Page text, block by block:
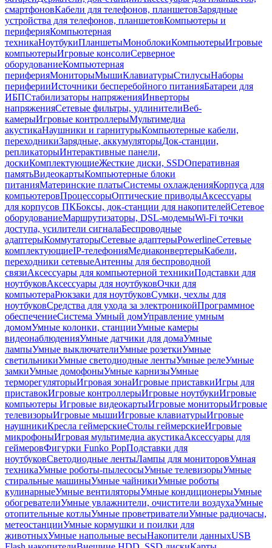
смартфоновКабели для телефонов, планшетовЗарядные
устройства для телефонов, планшетовКомпьютеры и
периферияКомпьютерная
техникаНоутбукиПланшетыМоноблокиКомпьютерыИгровые
компьютерыИгровые консолиСерверное
оборудованиеКомпьютерная
периферияМониторыМышиКлавиатурыСтилусыНаборы
периферииИсточники бесперебойного питанияБатареи для
ИБПСтабилизаторы напряженияИнверторы
напряженияСетевые фильтры, удлинителиВеб-
камерыИгровые контроллерыМультимедиа
акустикаНаушники и гарнитурыКомпьютерные кабели,
переходникиЗарядные, аккумуляторыДок-станции,
репликаторыИнтерактивные панели,
доскиКомплектующиеЖесткие диски, SSDОперативная
памятьВидеокартыКомпьютерные блоки
питанияМатеринские платыСистемы охлажденияКорпуса для
компьютеровПроцессорыОптические приводыАксессуары
для корпусов ПКБоксы, док-станции для накопителейСетевое
оборудованиеМаршрутизаторы, DSL-модемыWi-Fi точки
доступа, усилители сигналаБеспроводные
адаптерыКоммутаторыСетевые адаптерыPowerlineСетевые
комплектующиеIP-телефонияМедиаконвертерыКабели,
переходники сетевыеАнтенны для беспроводной
связиАксессуары для компьютерной техникиПодставки для
ноутбуковАксессуары для ноутбуковОчки для
компьютераРюкзаки для ноутбуковСумки, чехлы для
ноутбуковСредства для ухода за электроникойПрограммное
обеспечениеСистема Умный домУправление умным
домомУмные колонки, станцииУмные камеры
видеонаблюденияУмные датчики для домаУмные
лампыУмные выключателиУмные розеткиУмные
светильникиУмные светодиодные лентыУмные релеУмные
замкиУмные домофоныУмные карнизыУмные
терморегуляторыИгровая зонаИгровые приставкиИгры для
приставокИгровые контроллерыИгровые ноутбукиИгровые
компьютеры Игровые видеокартыИгровые мониторыИгровые
телевизорыИгровые мышиИгровые клавиатурыИгровые
наушникиКресла геймерскиеСтолы геймерскиеИгровые
микрофоныИгровая мультимедиа акустикаАксессуары для
геймеровФигурки Funko PopПодставки для
ноутбуковСветодиодные лентыЛампы для мониторовУмная
техникаУмные роботы-пылесосыУмные телевизорыУмные
стиральные машиныУмные чайникиУмные роботы
кулинарныеУмные вентиляторыУмные кондиционерыУмные
обогревателиУмные увлажнители, очистители воздухаУмные
отопительные котлыУмные проветривателиУмные радиочасы,
метеостанцииУмные кормушки и поилки для
животныхУмные напольные весыНакопители данныхUSB